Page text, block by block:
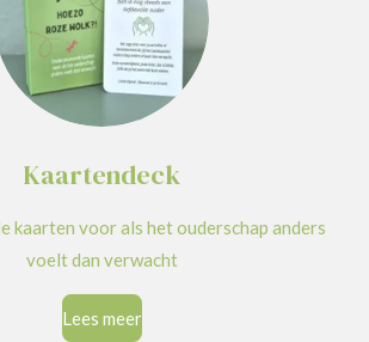
Kaartendeck
kaarten voor als het ouderschap anders
voelt dan verwacht
Lees meer